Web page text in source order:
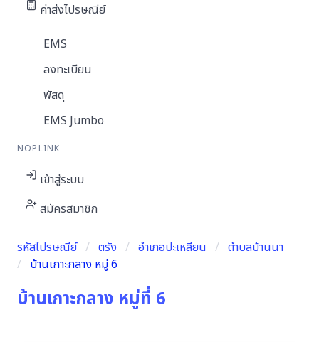
ค่าส่งไปรษณีย์
EMS
ลงทะเบียน
พัสดุ
EMS Jumbo
NOPLINK
เข้าสู่ระบบ
สมัครสมาชิก
รหัสไปรษณีย์ ตรัง อำเภอปะเหลียน
ตำบลบ้านนา
บ้านเกาะกลาง หมู่ 6
บ้านเกาะกลาง หมู่ที่ 6